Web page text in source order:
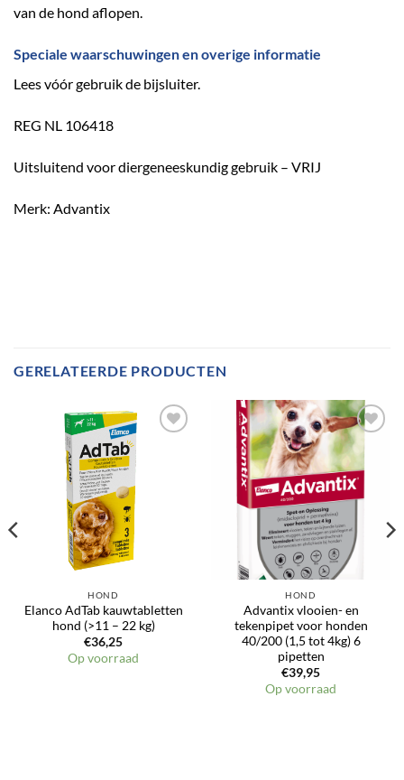
van de hond aflopen.
Speciale waarschuwingen en overige informatie
Lees vóór gebruik de bijsluiter.
REG NL 106418
Uitsluitend voor diergeneeskundig gebruik – VRIJ
Merk: Advantix
GERELATEERDE PRODUCTEN
Toevoegen
HOND
Elanco AdTab kauwtabletten
hond (>11 – 22 kg)
€36,25
Op voorraad
Toevoegen
aan
verlanglijst
HOND
Advantix vlooien- en
tekenpipet voor honden
40/200 (1,5 tot 4kg) 6
pipetten
€39,95
Op voorraad